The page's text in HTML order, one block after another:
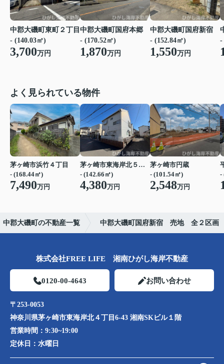
中郡大磯町東町２丁目
- (140.03㎡)
3,700万円
中郡大磯町国府本郷
- (170.52㎡)
1,870万円
中郡大磯町国府新宿
- (152.84㎡)
1,550万円
-
よく見られている物件
茅ヶ崎市浜竹４丁目
- (168.44㎡)
7,490万円
茅ヶ崎市東海岸北５丁目
- (142.66㎡)
4,380万円
茅ヶ崎市円蔵
- (101.54㎡)
2,548万円
-
中郡大磯町の不動産一覧 中郡大磯町国府新宿 売地 全２区画
株式会社FREE LIFE 湘南ひがし海岸不動産
0120-00-4643 お問い合わせ
〒253-0053
神奈川県茅ヶ崎市東海岸北４丁目6-43 湘南SKビル１階
営業時間： 9:30~19:00
定休日： 水曜日